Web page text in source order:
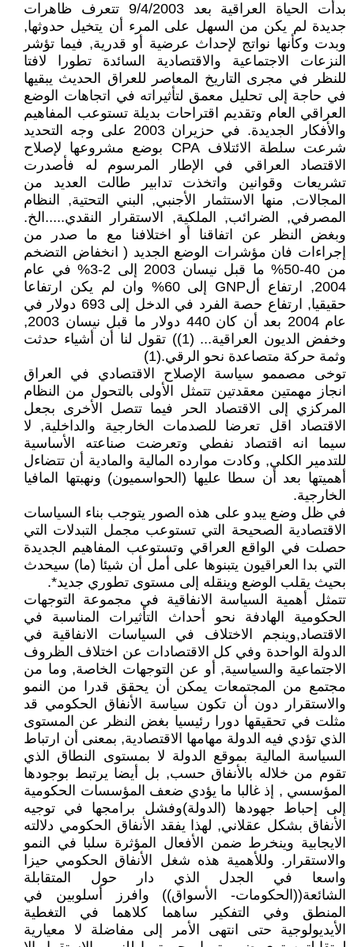
بدأت الحياة العراقية بعد 9/4/2003 تتعرف ظاهرات
جديدة لم يكن من السهل على المرء أن يتخيل حدوثها,
وبدت وكأنها نواتج لإحداث عرضية أو قدرية, فيما تؤشر
النزعات الاجتماعية والاقتصادية السائدة تطورا لافتا
للنظر في مجرى التاريخ المعاصر للعراق الحديث يبقيها
في حاجة إلى تحليل معمق لتأثيراته في اتجاهات الوضع
العراقي العام وتقديم اقتراحات بديلة تستوعب المفاهيم
والأفكار الجديدة. في حزيران 2003 على وجه التحديد
شرعت سلطة الائتلاف CPA بوضع مشروعها لإصلاح
الاقتصاد العراقي في الإطار المرسوم له فأصدرت
تشريعات وقوانين واتخذت تدابير طالت العديد من
المجالات, منها الاستثمار الأجنبي, البني التحتية, النظام
المصرفي, الضرائب, الملكية, الاستقرار النقدي.....الخ.
وبغض النظر عن اتفاقنا أو اختلافنا مع ما صدر من
إجراءات فان مؤشرات الوضع الجديد ( انخفاض التضخم
من 40-50% ما قبل نيسان 2003 إلى 2-3% في عام
2004, ارتفاع ألGNP إلى 60% وان لم يكن ارتفاعا
حقيقيا, ارتفاع حصة الفرد في الدخل إلى 693 دولار في
عام 2004 بعد أن كان 440 دولار ما قبل نيسان 2003,
وخفض الديون العراقية... (1)) تقول لنا أن أشياء حدثت
وثمة حركة متصاعدة نحو الرقي.(1)
توخى مصممو سياسة الإصلاح الاقتصادي في العراق
انجاز مهمتين معقدتين تتمثل الأولى بالتحول من النظام
المركزي إلى الاقتصاد الحر فيما تتصل الأخرى بجعل
الاقتصاد اقل تعرضا للصدمات الخارجية والداخلية, لا
سيما انه اقتصاد نفطي وتعرضت صناعته الأساسية
للتدمير الكلي, وكادت موارده المالية والمادية أن تتضاءل
أهميتها بعد أن سطا عليها (الحواسميون) ونهبتها المافيا
الخارجية.
في ظل وضع يبدو على هذه الصور يتوجب بناء السياسات
الاقتصادية الصحيحة التي تستوعب مجمل التبدلات التي
حصلت في الواقع العراقي وتستوعب المفاهيم الجديدة
التي بدا العراقيون يتبنوها على أمل أن شيئا (ما) سيحدث
بحيث يقلب الوضع وينقله إلى مستوى تطوري جديد*.
تتمثل أهمية السياسة الانفاقية في مجموعة التوجهات
الحكومية الهادفة نحو أحداث التأثيرات المناسبة في
الاقتصاد,وينجم الاختلاف في السياسات الانفاقية في
الدولة الواحدة وفي كل الاقتصادات عن اختلاف الظروف
الاجتماعية والسياسية, أو عن التوجهات الخاصة, وما من
مجتمع من المجتمعات يمكن أن يحقق قدرا من النمو
والاستقرار دون أن تكون سياسة الأنفاق الحكومي قد
مثلت في تحقيقها دورا رئيسيا بغض النظر عن المستوى
الذي تؤدي فيه الدولة مهامها الاقتصادية, بمعنى أن ارتباط
السياسة المالية بموقع الدولة لا بمستوى النطاق الذي
تقوم من خلاله بالأنفاق حسب, بل أيضا يرتبط بوجودها
المؤسسي , إذ غالبا ما يؤدي ضعف المؤسسات الحكومية
إلى إحباط جهودها (الدولة)وفشل برامجها في توجيه
الأنفاق بشكل عقلاني, لهذا يفقد الأنفاق الحكومي دلالته
الايجابية وينخرط ضمن الأفعال المؤثرة سلبا في النمو
والاستقرار. وللأهمية هذه شغل الأنفاق الحكومي حيزا
واسعا في الجدل الذي دار حول المتقابلة
الشائعة((الحكومات- الأسواق)) وافرز أسلوبين في
المنطق وفي التفكير ساهما كلاهما في التغطية
الأيديولوجية حتى انتهى الأمر إلى مفاضلة لا معيارية